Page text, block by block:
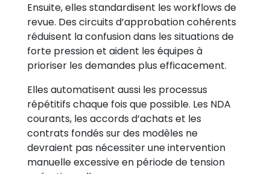
Ensuite, elles standardisent les workflows de
revue. Des circuits d’approbation cohérents
réduisent la confusion dans les situations de
forte pression et aident les équipes à
prioriser les demandes plus efficacement.
Elles automatisent aussi les processus
répétitifs chaque fois que possible. Les NDA
courants, les accords d’achats et les
contrats fondés sur des modèles ne
devraient pas nécessiter une intervention
manuelle excessive en période de tension